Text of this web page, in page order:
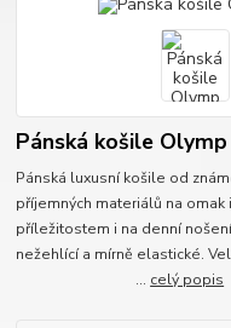
Pánská košile Olymp
Pánská luxusní košile od
příjemných materiálů na omak
příležitostem i na denní
nežehlící a mírně elastické.
... celý popis